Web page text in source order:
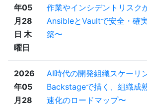
年05
月28
日 木
曜日
作業やインシデントリスク
AnsibleとVaultで安全・確
築〜
2026
年05
月28
AI時代の開発組織スケーリ
Backstageで描く、組織成
速化のロードマップ〜